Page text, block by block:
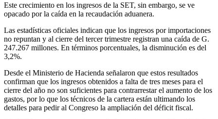
Este crecimiento en los ingresos de la SET, sin embargo, se ve
opacado por la caída en la recaudación aduanera.
Las estadísticas oficiales indican que los ingresos por importaciones
no repuntan y al cierre del tercer trimestre registran una caída de G.
247.267 millones. En términos porcentuales, la disminución es del
3,2%.
Desde el Ministerio de Hacienda señalaron que estos resultados
confirman que los ingresos obtenidos a falta de tres meses para el
cierre del año no son suficientes para contrarrestar el aumento de los
gastos, por lo que los técnicos de la cartera están ultimando los
detalles para pedir al Congreso la ampliación del déficit fiscal.